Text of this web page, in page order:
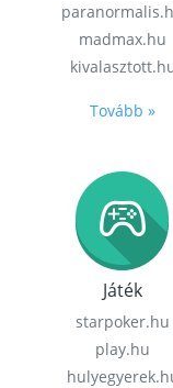
madmax.hu
Tovább »
Játék
starpoker.hu
play.hu